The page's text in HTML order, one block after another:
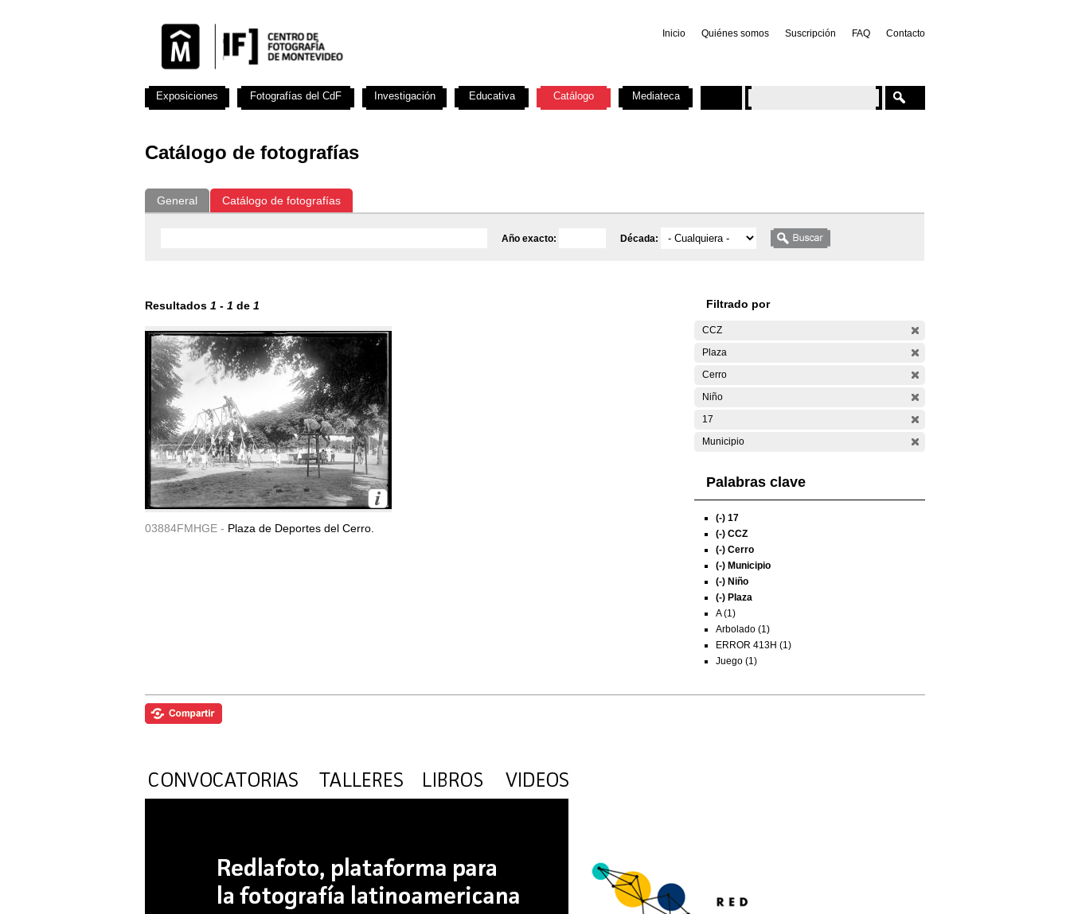
Inicio Quiénes somos Suscripción FAQ Contacto
Catálogo de fotografías
General Catálogo de fotografías
Año exacto: Década:
Resultados 1 - 1 de 1
03884FMHGE - Plaza de Deportes del Cerro.
Filtrado por
CCZ
Plaza
Cerro
Niño
17
Municipio
Palabras clave
(-) 17
(-) CCZ
(-) Cerro
(-) Municipio
(-) Niño
(-) Plaza
A (1)
Arbolado (1)
ERROR 413H (1)
Juego (1)
Exposiciones Fotografías del CdF Investigación Educativa Catálogo Mediateca